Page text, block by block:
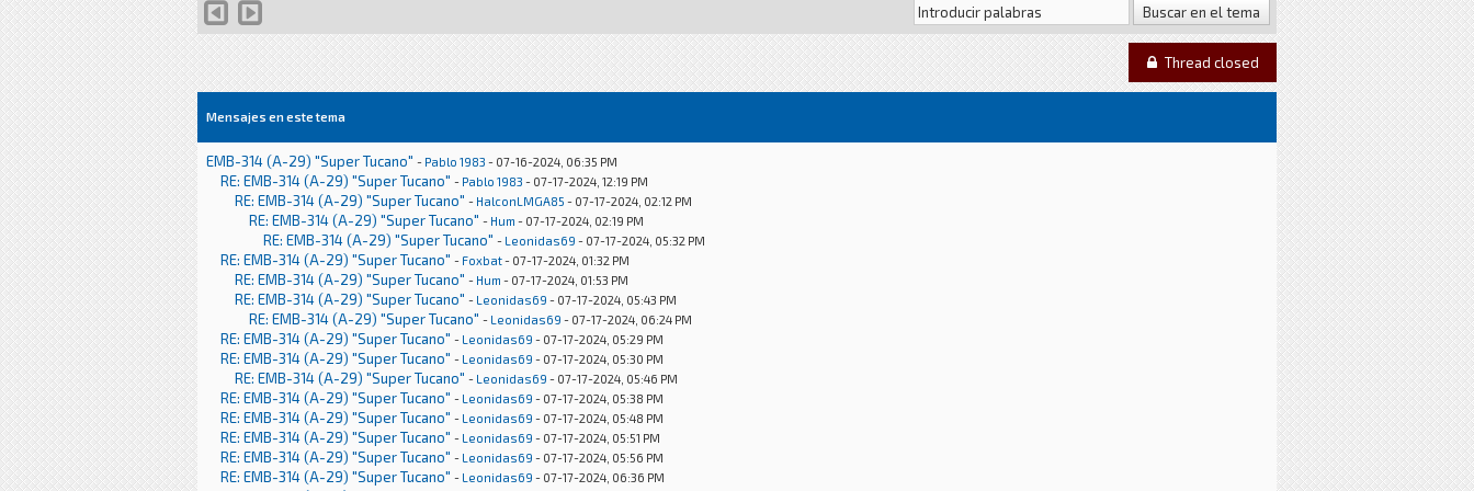
Thread closed
Mensajes en este tema
EMB-314 (A-29) "Super Tucano" - Pablo 1983 - 07-16-2024, 06:35 PM
RE: EMB-314 (A-29) "Super Tucano" - Pablo 1983 - 07-17-2024, 12:19 PM
RE: EMB-314 (A-29) "Super Tucano" - HalconLMGA85 - 07-17-2024, 02:12 PM
RE: EMB-314 (A-29) "Super Tucano" - Hum - 07-17-2024, 02:19 PM
RE: EMB-314 (A-29) "Super Tucano" - Leonidas69 - 07-17-2024, 05:32 PM
RE: EMB-314 (A-29) "Super Tucano" - Foxbat- 07-17-2024, 01:32 PM
RE: EMB-314 (A-29) "Super Tucano" - Hum - 07-17-2024, 01:53 PM
RE: EMB-314 (A-29) "Super Tucano" - Leonidas69 - 07-17-2024, 05:43 PM
RE: EMB-314 (A-29) "Super Tucano" - Leonidas69 - 07-17-2024, 06:24 PM
RE: EMB-314 (A-29) "Super Tucano" - Leonidas69 - 07-17-2024, 05:29 PM
RE: EMB-314 (A-29) "Super Tucano" - Leonidas69 - 07-17-2024, 05:30 PM
RE: EMB-314 (A-29) "Super Tucano" - Leonidas69 - 07-17-2024, 05:46 PM
RE: EMB-314 (A-29) "Super Tucano" - Leonidas69 - 07-17-2024, 05:38 PM
RE: EMB-314 (A-29) "Super Tucano" - Leonidas69 - 07-17-2024, 05:48 PM
RE: EMB-314 (A-29) "Super Tucano" - Leonidas69 - 07-17-2024, 05:51 PM
RE: EMB-314 (A-29) "Super Tucano" - Leonidas69 - 07-17-2024, 05:56 PM
RE: EMB-314 (A-29) "Super Tucano" - Leonidas69 - 07-17-2024, 06:36 PM